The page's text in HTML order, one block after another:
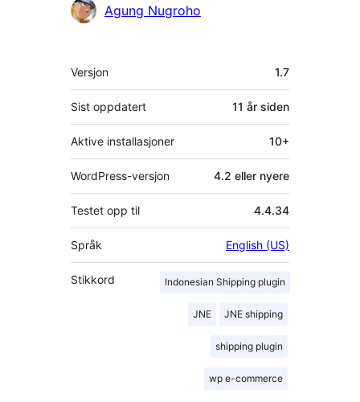
Bidragsytere
Agung Nugroho
Meta
Versjon 1.7
Sist oppdatert 11 år siden
Aktive installasjoner 10+
WordPress-versjon 4.2 eller nyere
Testet opp til 4.4.34
Språk English (US)
Stikkord Indonesian Shipping plugin
JNE JNE shipping
shipping plugin
wp e-commerce